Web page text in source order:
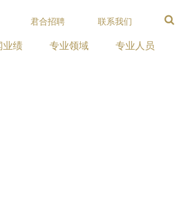
君合招聘 联系我们
业绩 专业领域 专业人员